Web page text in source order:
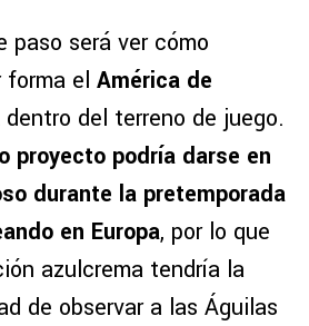
paso será ver cómo
forma el América de
dentro del terreno de juego.
proyecto podría darse en
durante la pretemporada
en Europa, por lo que
azulcrema tendría la
de observar a las Águilas